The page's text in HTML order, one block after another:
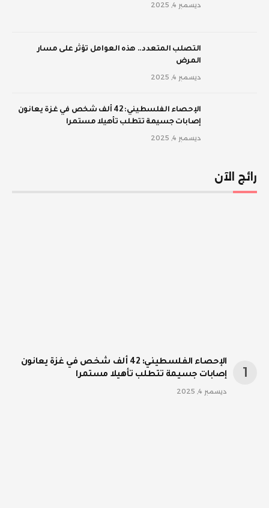
ديسمبر 4, 2025
‫التصلب المتعدد.. هذه العوامل تؤثر على مسار
المرض
ديسمبر 4, 2025
الإحصاء الفلسطيني: 42 ألف شخص في غزة يعانون
إصابات جسيمة تتطلب تأهيلا مستمرا
ديسمبر 4, 2025
رائج الآن
الإحصاء الفلسطيني: 42 ألف شخص في غزة يعانون
إصابات جسيمة تتطلب تأهيلا مستمرا
ديسمبر 4, 2025